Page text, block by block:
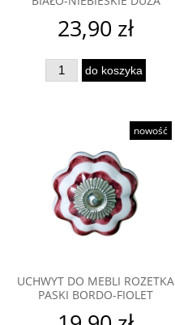
23,90 zł
do koszyka
UCHWYT DO MEBLI ROZETKA
PASKI BORDO-FIOLET
nowość